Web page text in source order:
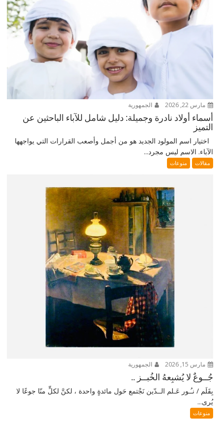
مارس 22, 2026 الجمهورية
أسماء أولاد نادرة وجميلة: دليل شامل للآباء الباحثين عن
التميز
اختيار اسم المولود الجديد هو من أجمل وأصعب القرارات التي يواجهها
الآباء. الاسم ليس مجرد...
مقالات منوعات
مارس 15, 2026 الجمهورية
جُــوعٌ لا يُشبِعهُ الخُبــز ..
بِقَلَم / نـُـور عَـلم الــدّين نَجْتمع حَول مائدةٍ واحدة ، لكنَّ لكلٍّ منّا جوعًا لا
يُرى...
منوعات